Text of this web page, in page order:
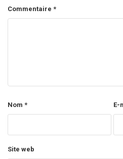
Commentaire *
Nom * E-
Site web